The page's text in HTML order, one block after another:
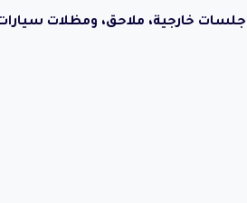
جلسات خارجية، ملاحق، ومظلات